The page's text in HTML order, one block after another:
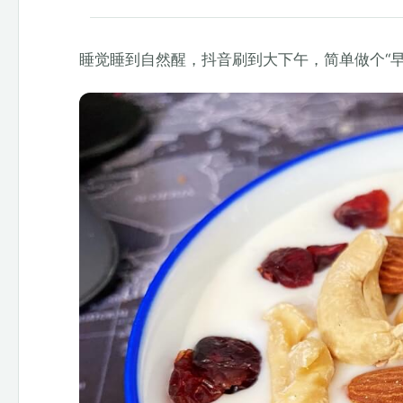
睡觉睡到自然醒，抖音刷到大下午，简单做个“